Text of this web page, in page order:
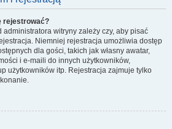
rejestrować?
administratora witryny zależy czy, aby pisać
Niemniej rejestracja umożliwia dostęp
dla gości, takich jak własny awatar,
i e-maili do innych użytkowników,
użytkowników itp. Rejestracja zajmuje tylko